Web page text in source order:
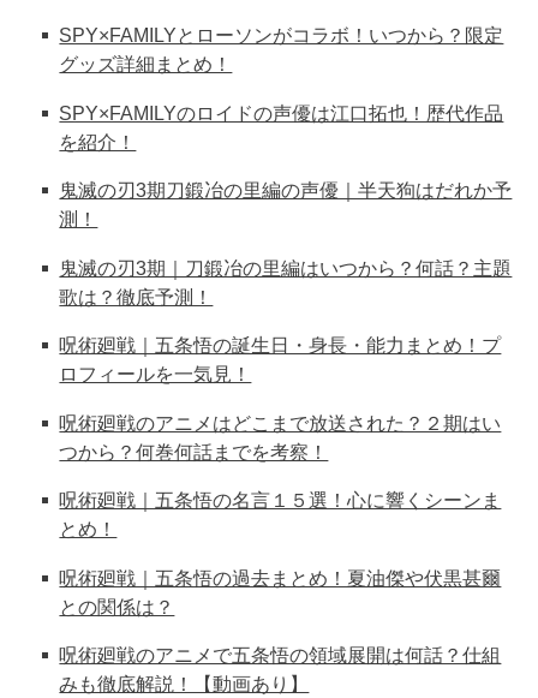
SPY×FAMILYとローソンがコラボ！いつから？限定
グッズ詳細まとめ！
SPY×FAMILYのロイドの声優は江口拓也！歴代作品
を紹介！
鬼滅の刃3期刀鍛冶の里編の声優｜半天狗はだれか予
測！
鬼滅の刃3期｜刀鍛冶の里編はいつから？何話？主題
歌は？徹底予測！
呪術廻戦｜五条悟の誕生日・身長・能力まとめ！プ
ロフィールを一気見！
呪術廻戦のアニメはどこまで放送された？２期はい
つから？何巻何話までを考察！
呪術廻戦｜五条悟の名言１５選！心に響くシーンま
とめ！
呪術廻戦｜五条悟の過去まとめ！夏油傑や伏黒甚爾
との関係は？
呪術廻戦のアニメで五条悟の領域展開は何話？仕組
みも徹底解説！【動画あり】